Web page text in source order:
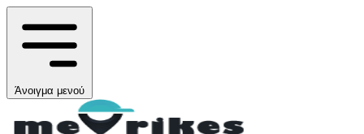
Άνοιγμα μενού